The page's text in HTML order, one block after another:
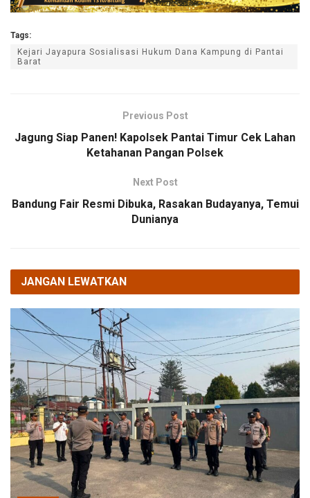
Tags:
Kejari Jayapura Sosialisasi Hukum Dana Kampung di Pantai
Barat
Previous Post
Jagung Siap Panen! Kapolsek Pantai Timur Cek Lahan
Ketahanan Pangan Polsek
Next Post
Bandung Fair Resmi Dibuka, Rasakan Budayanya, Temui
Dunianya
JANGAN LEWATKAN